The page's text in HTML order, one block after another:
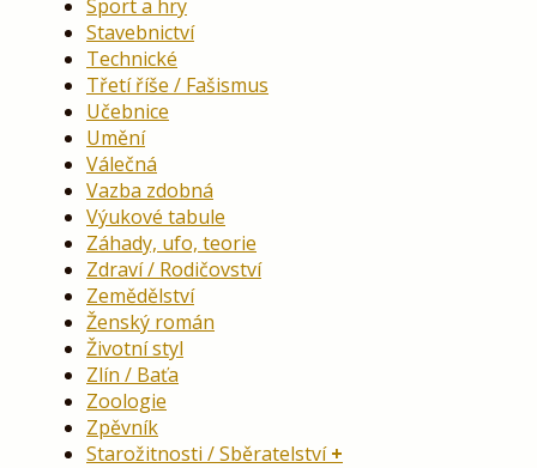
Sport a hry
Stavebnictví
Technické
Třetí říše / Fašismus
Učebnice
Umění
Válečná
Vazba zdobná
Výukové tabule
Záhady, ufo, teorie
Zdraví / Rodičovství
Zemědělství
Ženský román
Životní styl
Zlín / Baťa
Zoologie
Zpěvník
Starožitnosti / Sběratelství